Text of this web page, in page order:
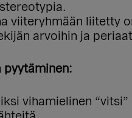
viiteryhmään liitetty
arvoihin ja
pyytäminen:
vihamielinen “vitsi”